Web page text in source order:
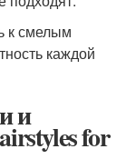
к смелым
каждой
и
for